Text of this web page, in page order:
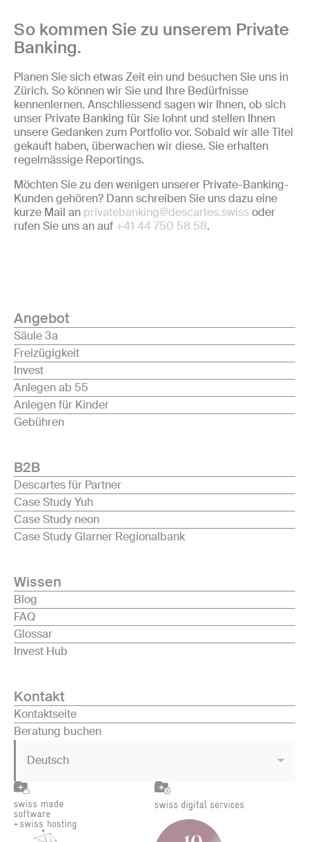
So kommen Sie zu unserem Private
Banking.
Planen Sie sich etwas Zeit ein und besuchen Sie uns in
Zürich. So können wir Sie und Ihre Bedürfnisse
kennenlernen. Anschliessend sagen wir Ihnen, ob sich
unser Private Banking für Sie lohnt und stellen Ihnen
unsere Gedanken zum Portfolio vor. Sobald wir alle Titel
gekauft haben, überwachen wir diese. Sie erhalten
regelmässige Reportings.
Möchten Sie zu den wenigen unserer Private-Banking-
Kunden gehören? Dann schreiben Sie uns dazu eine
kurze Mail an privatebanking@descartes.swissoder
rufen Sie uns an auf +41 44 750 58 58.
Angebot
Säule 3a
Freizügigkeit
Invest
Anlegen ab 55
Anlegen für Kinder
Gebühren
B2B
Descartes für Partner
Case Study Yuh
Case Study neon
Case Study Glarner Regionalbank
Wissen
Blog
FAQ
Glossar
Invest Hub
Kontakt
Kontaktseite
Beratung buchen
Deutsch